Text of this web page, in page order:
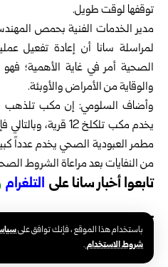
باستخدام هذا الموقع ، فإنك توافق على
شروط الاستخدام.
توقفها لوقت طويل.
مدير الخدمات الفنية بحمص
لمراسلة سانا أن إعادة تفعيل
الصحية أمر في غاية الأهمية؛
والوقاية من الأمراض والأوبئة.
يخدم مكب تلكلخ 12
مطمر العبودية الصحي يخدم عدداً
من النفايات بعد مراعاة الشروط
تابعوا أخبار سانا على التلغرام
الوسوم:مديرية الخدمات الفنية بحمص